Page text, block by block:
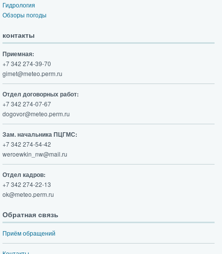
Гидрология
Обзоры погоды
контакты
Приемная:
+7 342 274-39-70
gimet@meteo.perm.ru
Отдел договорных работ:
+7 342 274-07-67
dogovor@meteo.perm.ru
Зам. начальника ПЦГМС:
+7 342 274-54-42
weroewkin_nw@mail.ru
Отдел кадров:
+7 342 274-22-13
ok@meteo.perm.ru
Обратная связь
Приём обращений